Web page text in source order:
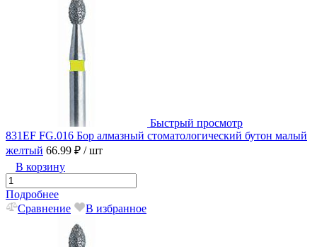
Быстрый просмотр
831EF FG.016 Бор алмазный стоматологический бутон малый
желтый 66.99 ₽ / шт
В корзину
Подробнее
Сравнение
В избранное